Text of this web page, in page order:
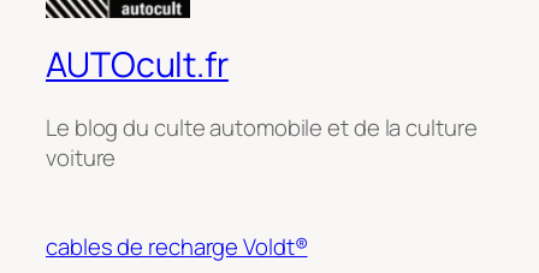
AUTOcult.fr
Le blog du culte automobile et de la culture
voiture
cables de recharge Voldt®